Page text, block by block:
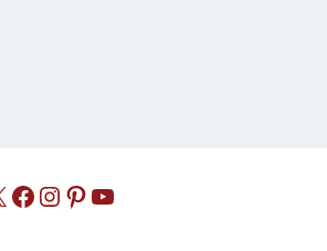
Facebook
Instagram
Pinterest
YouTube